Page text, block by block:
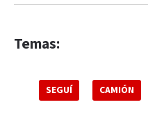
Temas:
SEGUÍ CAMIÓN